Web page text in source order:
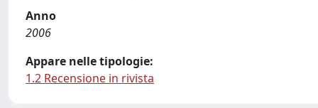
Anno
2006
Appare nelle tipologie:
1.2 Recensione in rivista